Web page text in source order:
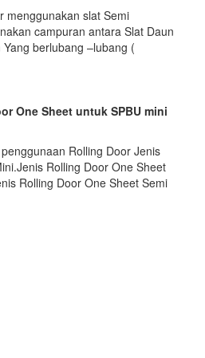
menggunakan slat Semi
campuran antara Slat Daun
berlubang –lubang (
One Sheet untuk SPBU mini
Rolling Door Jenis
Rolling Door One Sheet
Rolling Door One Sheet Semi